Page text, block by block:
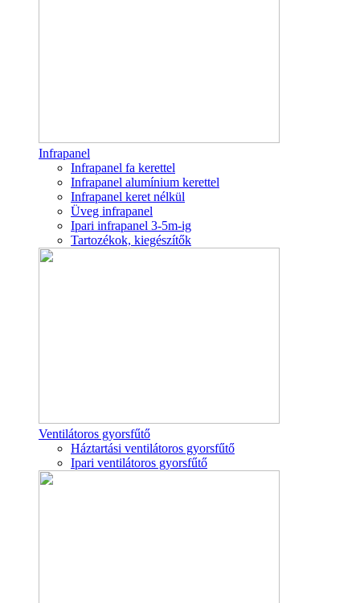
Infrapanel
Infrapanel fa kerettel
Infrapanel alumínium kerettel
Infrapanel keret nélkül
Üveg infrapanel
Ipari infrapanel 3-5m-ig
Tartozékok, kiegészítők
Ventilátoros gyorsfűtő
Háztartási ventilátoros gyorsfűtő
Ipari ventilátoros gyorsfűtő